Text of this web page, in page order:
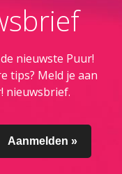
nieuwste Puur!
tips? Meld je aan
nieuwsbrief.